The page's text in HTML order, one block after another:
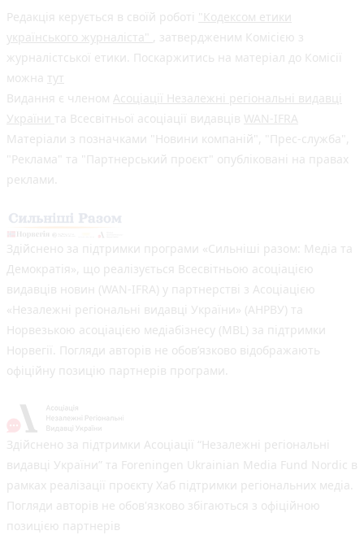
Редакція керується в своїй роботі "Кодексом етики
українського журналіста" , затвердженим Комісією з
журналістської етики. Поскаржитись на матеріал до Комісії
можна тут
Видання є членом Асоціації Незалежні регіональні видавці
України та Всесвітньої асоціації видавців WAN-IFRA
Матеріали з позначками "Новини компаній", "Прес-служба",
"Реклама" та "Партнерський проєкт" опубліковані на правах
реклами.
Здійснено за підтримки програми «Сильніші разом: Медіа та
Демократія», що реалізується Всесвітньою асоціацією
видавців новин (WAN-IFRA) у партнерстві з Асоціацією
«Незалежні регіональні видавці України» (АНРВУ) та
Норвезькою асоціацією медіабізнесу (MBL) за підтримки
Норвегії. Погляди авторів не обов’язково відображають
офіційну позицію партнерів програми.
Здійснено за підтримки Асоціації “Незалежні регіональні
видавці України” та Foreningen Ukrainian Media Fund Nordic в
рамках реалізації проєкту Хаб підтримки регіональних медіа.
Погляди авторів не обов'язково збігаються з офіційною
позицією партнерів